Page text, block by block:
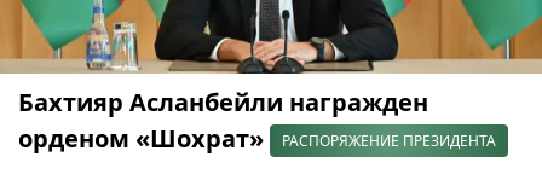
Бахтияр Асланбейли награжден
орденом «Шохрат»
РАСПОРЯЖЕНИЕ ПРЕЗИДЕНТА